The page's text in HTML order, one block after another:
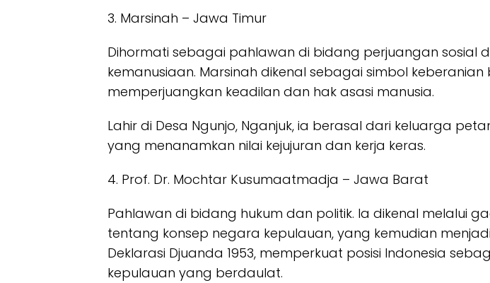
3. Marsinah – Jawa Timur
Dihormati sebagai pahlawan di bidang perjuangan sosial
kemanusiaan. Marsinah dikenal sebagai simbol
memperjuangkan keadilan dan hak asasi manusia.
Lahir di Desa Ngunjo, Nganjuk, ia berasal dari keluarga
yang menanamkan nilai kejujuran dan kerja keras.
4. Prof. Dr. Mochtar Kusumaatmadja – Jawa Barat
Pahlawan di bidang hukum dan politik. Ia dikenal melalui
tentang konsep negara kepulauan, yang kemudian
Deklarasi Djuanda 1953, memperkuat posisi Indonesia
kepulauan yang berdaulat.